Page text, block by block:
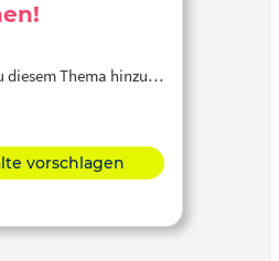
diesem Thema hinzu…
vorschlagen